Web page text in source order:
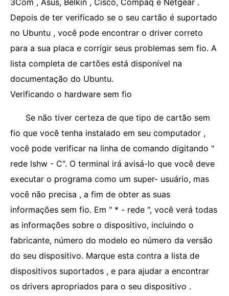
3Com , Asus, Belkin , Cisco, Compaq e Netgear .
Depois de ter verificado se o seu cartão é suportado
no Ubuntu , você pode encontrar o driver correto
para a sua placa e corrigir seus problemas sem fio. A
lista completa de cartões está disponível na
documentação do Ubuntu.
Verificando o hardware sem fio
Se não tiver certeza de que tipo de cartão sem
fio que você tenha instalado em seu computador ,
você pode verificar na linha de comando digitando "
rede lshw - C". O terminal irá avisá-lo que você deve
executar o programa como um super- usuário, mas
você não precisa , a fim de obter as suas
informações sem fio. Em " * - rede ", você verá todas
as informações sobre o dispositivo, incluindo o
fabricante, número do modelo eo número da versão
do seu dispositivo. Marque esta contra a lista de
dispositivos suportados , e para ajudar a encontrar
os drivers apropriados para o seu dispositivo .